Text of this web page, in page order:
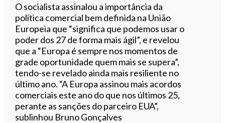
O socialista assinalou a importância da
política comercial bem definida na União
Europeia que “significa que podemos usar o
poder dos 27 de forma mais ágil”, e revelou
que a “Europa é sempre nos momentos de
grade oportunidade quem mais se supera”,
tendo-se revelado ainda mais resiliente no
último ano. “A Europa assinou mais acordos
comerciais este ano do que nos últimos 25,
perante as sanções do parceiro EUA”,
sublinhou Bruno Gonçalves